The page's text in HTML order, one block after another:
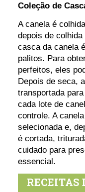
Coleção de
A canela é
depois de
casca da canela
palitos. Para
perfeitos, eles
Depois de seca,
transportada
cada lote de
controle. A
selecionada e,
é cortada,
cuidado para
essencial.
RECEITAS